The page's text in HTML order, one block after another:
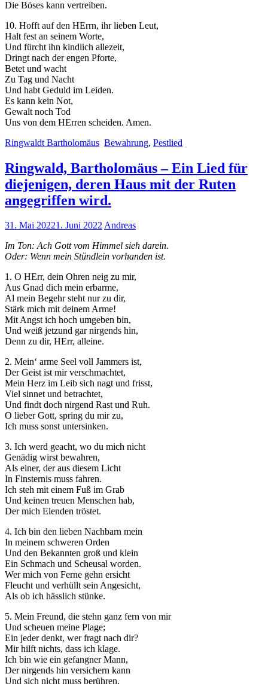
Die Böses kann vertreiben.
10. Hofft auf den HErrn, ihr lieben Leut,
Halt fest an seinem Worte,
Und fürcht ihn kindlich allezeit,
Dringt nach der engen Pforte,
Betet und wacht
Zu Tag und Nacht
Und habt Geduld im Leiden.
Es kann kein Not,
Gewalt noch Tod
Uns von dem HErren scheiden. Amen.
Ringwaldt Bartholomäus Bewahrung, Pestlied
Ringwald, Bartholomäus – Ein Lied für
diejenigen, deren Haus mit der Ruten
angegriffen wird.
31. Mai 20221. Juni 2022Andreas
Im Ton: Ach Gott vom Himmel sieh darein.
Oder: Wenn mein Stündlein vorhanden ist.
1. O HErr, dein Ohren neig zu mir,
Aus Gnad dich mein erbarme,
Al mein Begehr steht nur zu dir,
Stärk mich mit deinem Arme!
Mit Angst ich hoch umgeben bin,
Und weiß jetzund gar nirgends hin,
Denn zu dir, HErr, alleine.
2. Mein‘ arme Seel voll Jammers ist,
Der Geist ist mir verschmachtet,
Mein Herz im Leib sich nagt und frisst,
Viel sinnet und betrachtet,
Und findt doch nirgend Rast und Ruh.
O lieber Gott, spring du mir zu,
Ich muss sonst untersinken.
3. Ich werd geacht, wo du mich nicht
Genädig wirst bewahren,
Als einer, der aus diesem Licht
In Finsternis muss fahren.
Ich steh mit einem Fuß im Grab
Und keinen treuen Menschen hab,
Der mich Elenden tröstet.
4. Ich bin den lieben Nachbarn mein
In meinem schweren Orden
Und den Bekannten groß und klein
Ein Schmach und Scheusal worden.
Wer mich von Ferne gehn ersicht
Fleucht und verhüllt sein Angesicht,
Als ob ich hässlich stünke.
5. Mein Freund, die stehn ganz fern von mir
Und scheuen meine Plage;
Ein jeder denkt, wer fragt nach dir?
Mir hilft nichts, dass ich klage.
Ich bin wie ein gefangner Mann,
Der nirgends hin versichern kann
Und sich nicht muss berühren.